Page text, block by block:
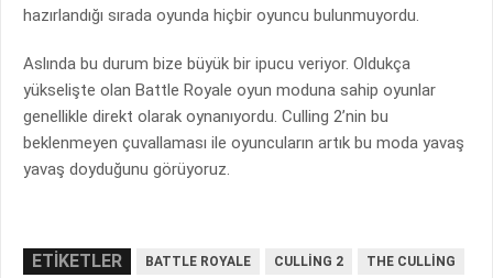
hazırlandığı sırada oyunda hiçbir oyuncu bulunmuyordu.
Aslında bu durum bize büyük bir ipucu veriyor. Oldukça
yükselişte olan Battle Royale oyun moduna sahip oyunlar
genellikle direkt olarak oynanıyordu. Culling 2’nin bu
beklenmeyen çuvallaması ile oyuncuların artık bu moda yavaş
yavaş doyduğunu görüyoruz.
ETIKETLER BATTLE ROYALE CULLING 2
THE CULLING